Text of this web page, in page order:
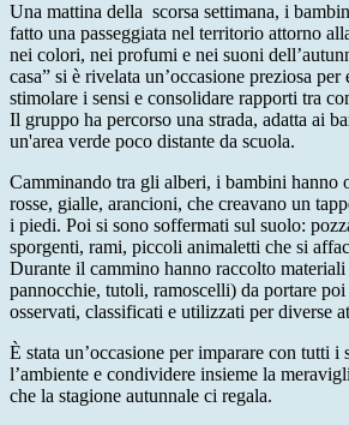
Una mattina della scorsa settimana, i
fatto una passeggiata nel territorio attorno
nei colori, nei profumi e nei suoni
casa” si è rivelata un’occasione preziosa
stimolare i sensi e consolidare rapporti tra
Il gruppo ha percorso una strada, adatta ai
un'area verde poco distante da scuola.
Camminando tra gli alberi, i bambini hanno
rosse, gialle, arancioni, che creavano un
i piedi. Poi si sono soffermati sul suolo:
sporgenti, rami, piccoli animaletti che si
Durante il cammino hanno raccolto
pannocchie, tutoli, ramoscelli) da portare
osservati, classificati e utilizzati per diverse
È stata un’occasione per imparare con tutti i
l’ambiente e condividere insieme la
che la stagione autunnale ci regala.